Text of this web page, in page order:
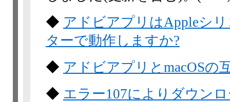
◆ アドビアプリはAppleシ
ターで動作しますか?
◆ アドビアプリとmacOSの
◆ エラー107によりダウン